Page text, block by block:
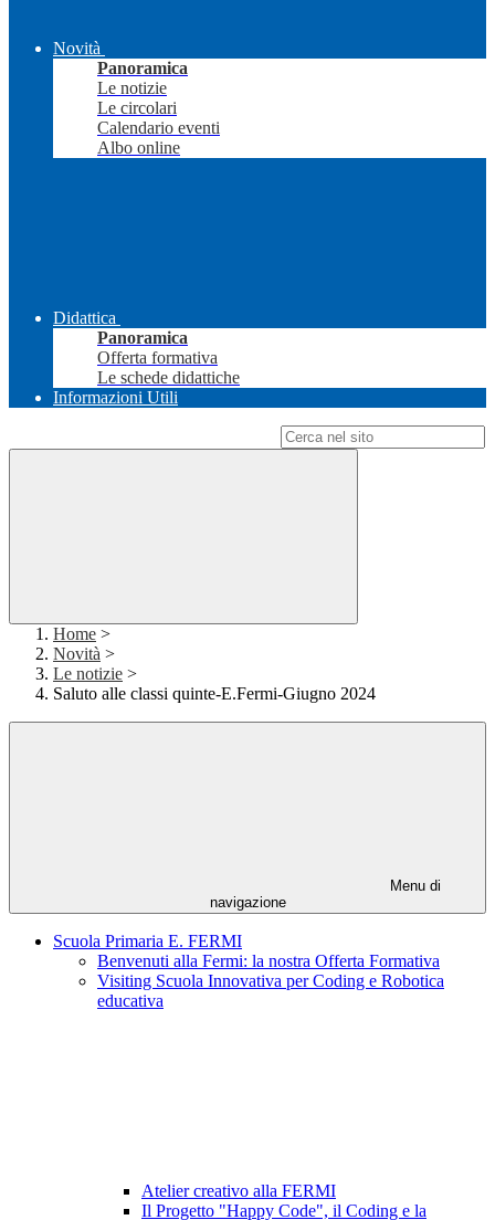
Novità
Panoramica
Le notizie
Le circolari
Calendario eventi
Albo online
Didattica
Panoramica
Offerta formativa
Le schede didattiche
Informazioni Utili
Home >
Novità >
Le notizie >
Saluto alle classi quinte-E.Fermi-Giugno 2024
Menu di
navigazione
Scuola Primaria E. FERMI
Benvenuti alla Fermi: la nostra Offerta Formativa
Visiting Scuola Innovativa per Coding e Robotica
educativa
Atelier creativo alla FERMI
Il Progetto "Happy Code", il Coding e la